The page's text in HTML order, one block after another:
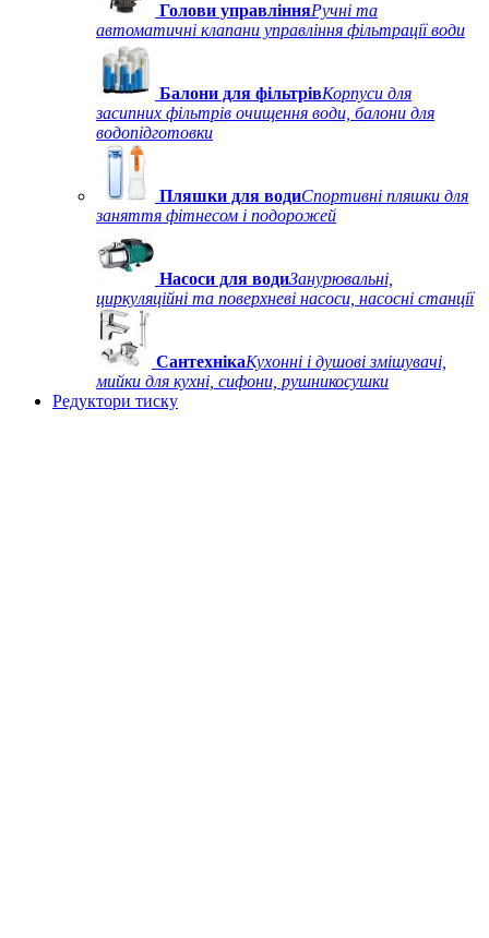
Голови управлінняРучні та
автоматичні клапани управління фільтрації води
Балони для фільтрівКорпуси для
засипних фільтрів очищення води, балони для
водопідготовки
Пляшки для водиСпортивні пляшки для
заняття фітнесом і подорожей
Насоси для водиЗанурювальні,
циркуляційні та поверхневі насоси, насосні станції
СантехнікаКухонні і душові змішувачі,
мийки для кухні, сифони, рушникосушки
Редуктори тиску